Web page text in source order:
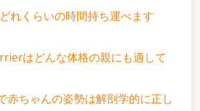
れくらいの時間持ち運べます
はどんな体格の親にも適して
ちゃんの姿勢は解剖学的に正し